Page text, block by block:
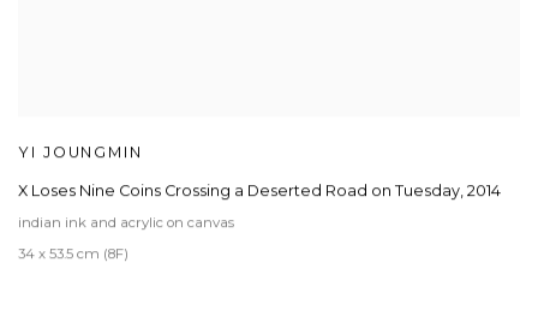
YI JOUNGMIN
X Loses Nine Coins Crossing a Deserted Road on Tuesday, 2014
indian ink and acrylic on canvas
34 x 53.5 cm (8F)